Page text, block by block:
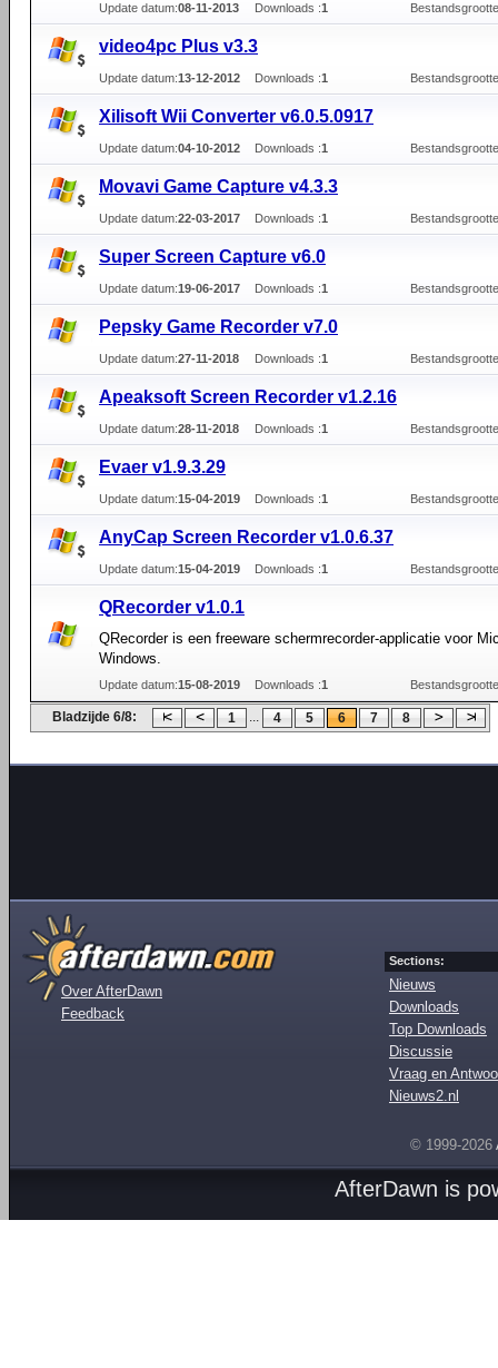
Update datum:08-11-2013 Downloads :1
video4pc Plus v3.3
Update datum:13-12-2012 Downloads :1
Xilisoft Wii Converter v6.0.5.0917
Update datum:04-10-2012 Downloads :1
Movavi Game Capture v4.3.3
Update datum:22-03-2017 Downloads :1
Super Screen Capture v6.0
Update datum:19-06-2017 Downloads :1
Pepsky Game Recorder v7.0
Update datum:27-11-2018 Downloads :1
Apeaksoft Screen Recorder v1.2.16
Update datum:28-11-2018 Downloads :1
Evaer v1.9.3.29
Update datum:15-04-2019 Downloads :1
AnyCap Screen Recorder v1.0.6.37
Update datum:15-04-2019 Downloads :1
QRecorder v1.0.1
QRecorder is een freeware schermrecorder-applicatie voor
Windows.
Update datum:15-08-2019 Downloads :1
Bladzijde 6/8: 1 ... 4 5 6 7 8
Over AfterDawn
Feedback
Sections:
Nieuws
Downloads
Top Downloads
Discussie
Vraag en
Nieuws2.nl
© 1999-2026
AfterDawn is